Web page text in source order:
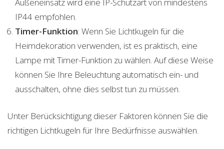
IP44 empfohlen.
Timer-Funktion: Wenn Sie Lichtkugeln für die
Heimdekoration verwenden, ist es praktisch, eine
Lampe mit Timer-Funktion zu wählen. Auf diese Weise
können Sie Ihre Beleuchtung automatisch ein- und
ausschalten, ohne dies selbst tun zu müssen.
Unter Berücksichtigung dieser Faktoren können Sie die
richtigen Lichtkugeln für Ihre Bedürfnisse auswählen.